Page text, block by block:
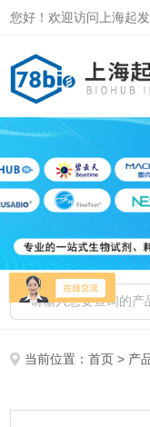
您好！欢迎访问上海起
当前位置：首页 > 产